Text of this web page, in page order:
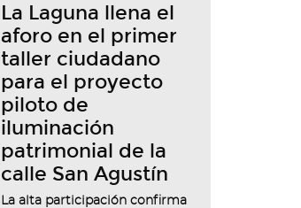
La Laguna llena el
aforo en el primer
taller ciudadano
para el proyecto
piloto de
iluminación
patrimonial de la
calle San Agustín
La alta participación confirma